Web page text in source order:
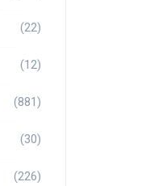
(22)
(12)
(881)
(30)
(226)